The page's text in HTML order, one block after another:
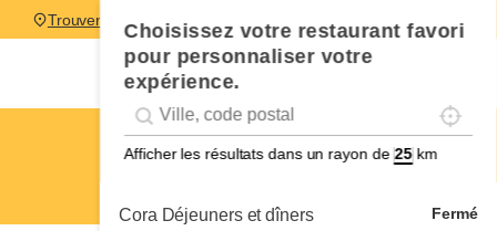
Choisissez votre restaurant favori
pour personnaliser votre
expérience.
Geolocation
Géolocalisation
Afficher les résultats dans un rayon de km
Cora Déjeuners et dîners Fermé
Trouver un restaurant
Brentwood